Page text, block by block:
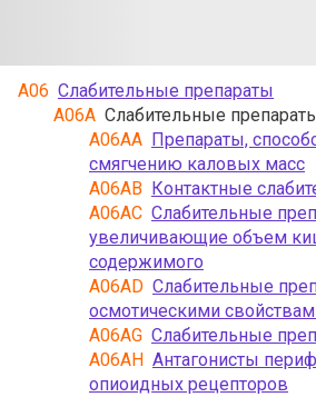
A06 Слабительные препараты
A06A Слабительные
A06AA Препараты,
смягчению каловых масс
A06AB Контактные
A06AC Слабительные
увеличивающие объем
содержимого
A06AD Слабительные
осмотическими
A06AG Слабительные
A06AH Антагонисты
опиоидных рецепторов